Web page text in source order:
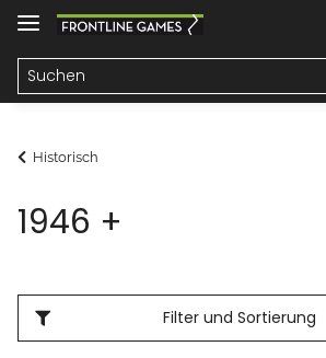
Historisch
1946 +
Filter und Sortierung